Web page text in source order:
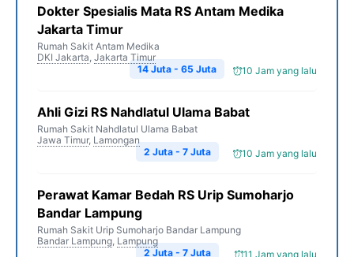
Dokter Spesialis Mata RS Antam Medika
Jakarta Timur
Rumah Sakit Antam Medika
DKI Jakarta, Jakarta Timur
10 Jam yang lalu
14 Juta - 65 Juta
Ahli Gizi RS Nahdlatul Ulama Babat
Rumah Sakit Nahdlatul Ulama Babat
Jawa Timur, Lamongan
10 Jam yang lalu
2 Juta - 7 Juta
Perawat Kamar Bedah RS Urip Sumoharjo
Bandar Lampung
Rumah Sakit Urip Sumoharjo Bandar Lampung
Bandar Lampung, Lampung
11 Jam yang lalu
2 Juta - 7 Juta